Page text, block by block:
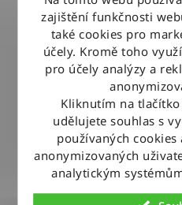
zajištění funkčnosti
také cookies pro
účely. Kromě toho
pro účely analýzy a
Kliknutím na tlačítko
udělujete souhlas s
používaných cookies
anonymizovaných
analytickým
BLESKOVÉ
Objednávky odesíláme
100% ZBOŽÍ
Veškeré vystavené zboží
VÝMĚNA ZBOŽÍ
Nevyhovující zboží
doručení